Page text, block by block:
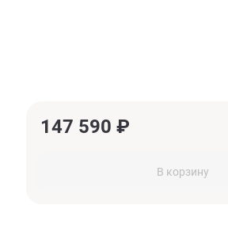
147 590 ₽
В корзину